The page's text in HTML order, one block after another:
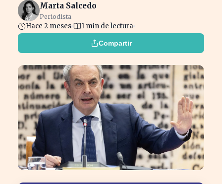
Marta Salcedo
Periodista
Hace 2 meses 1 min de lectura
Compartir